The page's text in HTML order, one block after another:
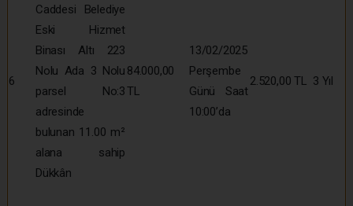
6
Caddesi Belediye
Eski Hizmet
Binası Altı 223
Nolu Ada 3 Nolu
parsel No:3
adresinde
bulunan 11.00 m²
alana sahip
Dükkân
84.000,00
TL
13/02/2025
Perşembe
Günü Saat
10:00’da
2.520,00 TL 3 Yıl